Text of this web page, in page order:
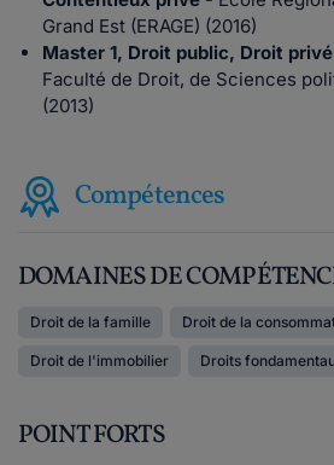
Grand Est (ERAGE) (2016)
Master 1, Droit public, Droit privé
Faculté de Droit, de Sciences
(2013)
Compétences
DOMAINES DE
Droit de la famille Droit de la
Droit de l'immobilier Droits
POINT FORTS